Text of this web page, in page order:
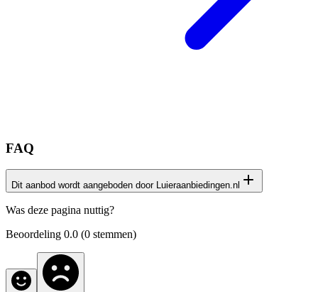
FAQ
Dit aanbod wordt aangeboden door Luieraanbiedingen.nl
Het productaanbod op deze pagina is afkomstig van onze
Was deze pagina nuttig?
Beoordeling 0.0 (0 stemmen)